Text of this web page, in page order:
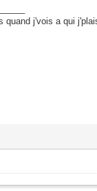
quand j'vois a qui